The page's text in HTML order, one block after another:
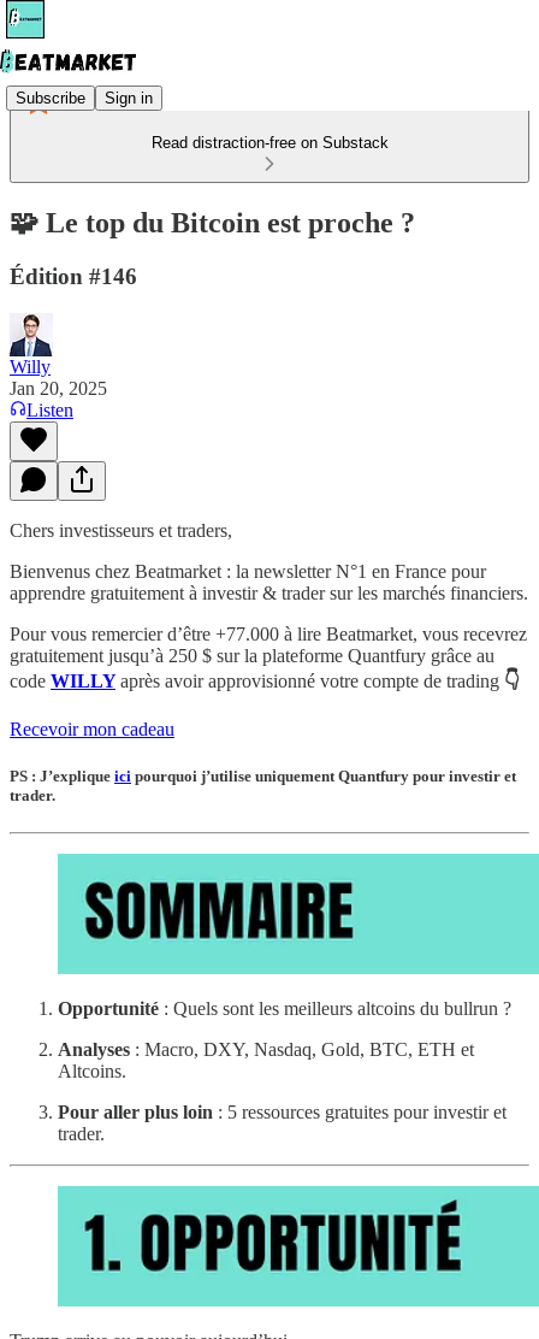
Subscribe Sign in
Read distraction-free on Substack
🧩 Le top du Bitcoin est proche ?
Édition #146
Willy
Jan 20, 2025
Listen
Chers investisseurs et traders,
Bienvenus chez Beatmarket : la newsletter N°1 en France pour
apprendre gratuitement à investir & trader sur les marchés financiers.
Pour vous remercier d’être +77.000 à lire Beatmarket, vous recevrez
gratuitement jusqu’à 250 $ sur la plateforme Quantfury grâce au
code WILLY après avoir approvisionné votre compte de trading 👇
Recevoir mon cadeau
PS : J’explique ici pourquoi j’utilise uniquement Quantfury pour investir et
trader.
Opportunité : Quels sont les meilleurs altcoins du bullrun ?
Analyses : Macro, DXY, Nasdaq, Gold, BTC, ETH et
Altcoins.
Pour aller plus loin : 5 ressources gratuites pour investir et
trader.